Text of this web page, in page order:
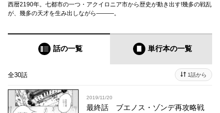
西暦2190年。七都市の一つ・アクイロニア市から歴史が動き出す!幾多の戦乱
が、幾多の天才を生み出しながら―――。
話の一覧 単行本の一覧
全30話 1話から
2019/11/20
最終話 ブエノス・ゾンデ再攻略戦